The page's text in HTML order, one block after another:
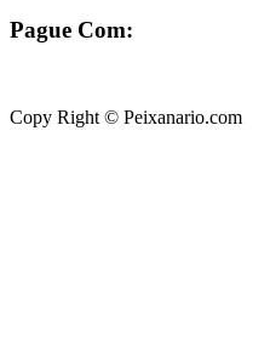
Pague Com:
Copy Right © Peixanario.com